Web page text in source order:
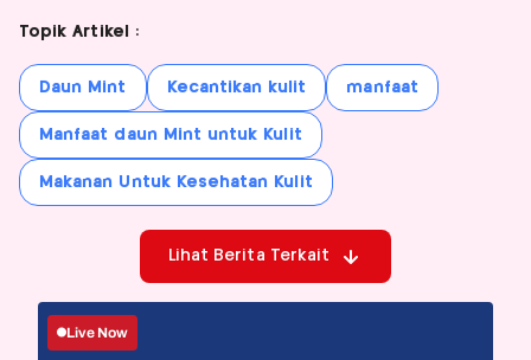
Topik Artikel :
Daun Mint Kecantikan kulit manfaat
Manfaat daun Mint untuk Kulit
Makanan Untuk Kesehatan Kulit
Lihat Berita Terkait
Live Now